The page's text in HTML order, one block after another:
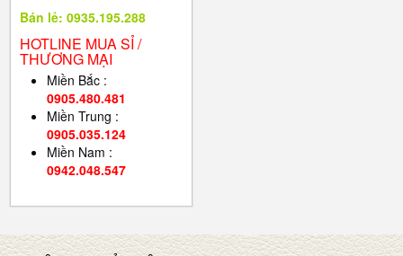
Bán lẻ: 0935.195.288
HOTLINE MUA SỈ /
THƯƠNG MẠI
Miền Bắc :
0905.480.481
Miền Trung :
0905.035.124
Miền Nam :
0942.048.547